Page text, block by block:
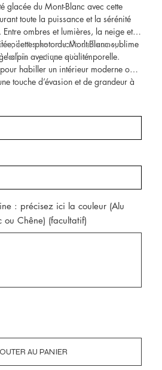
glacée du Mont-Blanc avec cette
toute la puissance et la sérénité
ombres et lumières, la neige et
sous un voile de brume,
la fois mystique et intemporelle.
cette photo du Mont-Blanc sublime
alpin avec une qualité
habiller un intérieur moderne ou
touche d’évasion et de grandeur à
: précisez ici la couleur (Alu
Chêne) (facultatif)
AU PANIER